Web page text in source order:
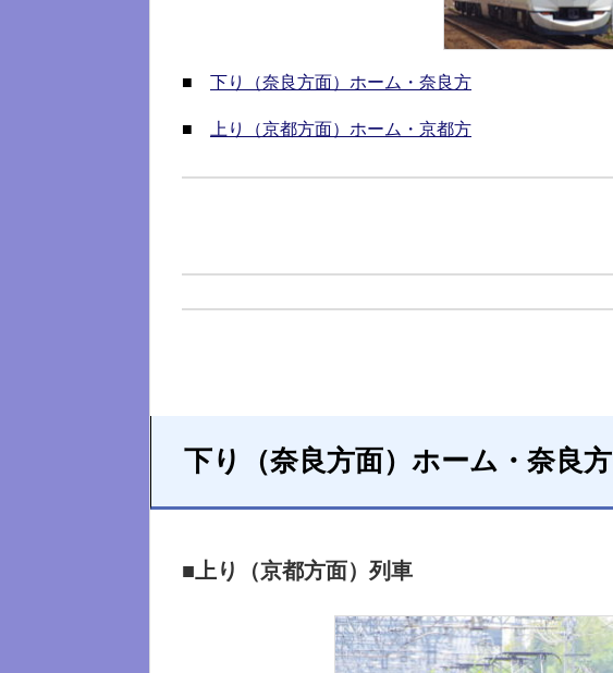
■ 下り（奈良方面）ホーム・奈良方
■ 上り（京都方面）ホーム・京都方
下り（奈良方面）ホーム・奈良方
■上り（京都方面）列車